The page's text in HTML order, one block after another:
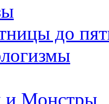
до
и Монстры